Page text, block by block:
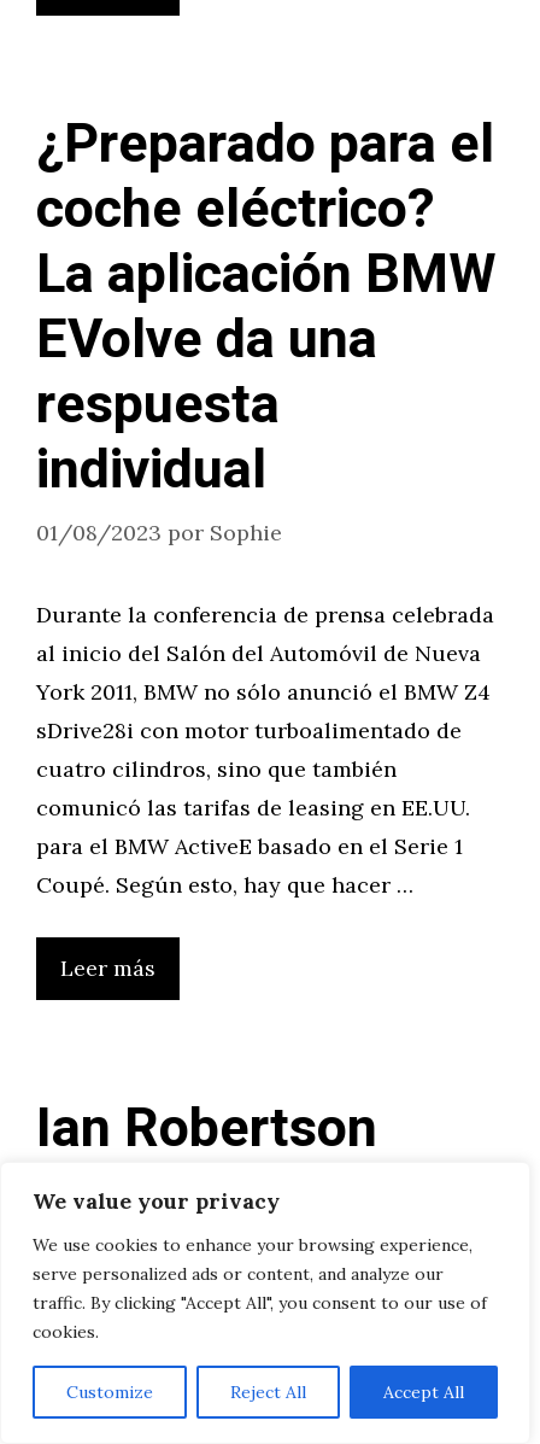
We value your privacy
We use cookies to enhance your browsing experience,
serve personalized ads or content, and analyze our
traffic. By clicking "Accept All", you consent to our use of
cookies.
Customize Reject All Accept All
¿Preparado para el
coche eléctrico?
La aplicación BMW
EVolve da una
respuesta
individual
01/08/2023 por Sophie
Durante la conferencia de prensa celebrada
al inicio del Salón del Automóvil de Nueva
York 2011, BMW no sólo anunció el BMW Z4
sDrive28i con motor turboalimentado de
cuatro cilindros, sino que también
comunicó las tarifas de leasing en EE.UU.
para el BMW ActiveE basado en el Serie 1
Coupé. Según esto, hay que hacer …
Leer más
Ian Robertson
anuncia entre seis
y nueve nuevos
compactos
01/08/2023 Sophie